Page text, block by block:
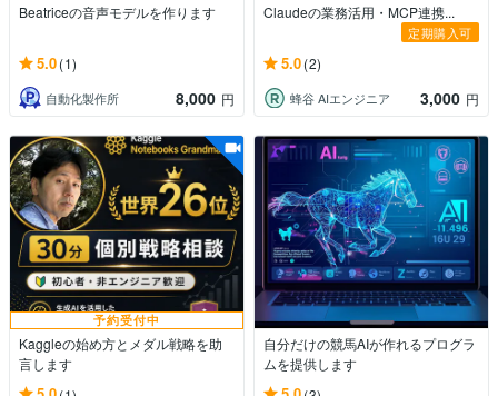
Beatriceの音声モデルを作ります
5.0(1)
自動化製作所 8,000 円
Claudeの業務活用・MCP連携...
定期購入可
5.0(2)
蜂谷 AIエンジニア 3,000 円
予約受付中
Kaggleの始め方とメダル戦略を助
言します
自分だけの競馬AIが作れるプログラ
ムを提供します